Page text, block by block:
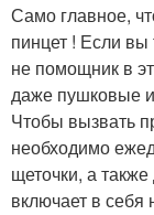
Само главное,
пинцет ! Если
не помощник в
даже пушковые
Чтобы вызвать
необходимо
щеточки, а
включает в себя